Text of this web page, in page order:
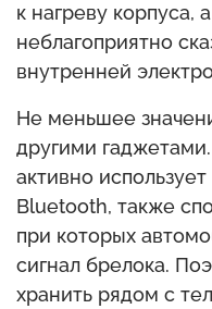
к нагреву корпуса,
неблагоприятно
внутренней
Не меньшее
другими
активно
Bluetooth, также
при которых
сигнал брелока.
хранить рядом с